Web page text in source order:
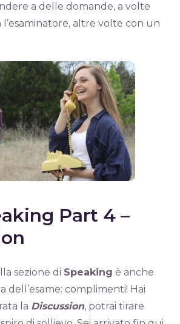
a delle domande, a volte
altre volte con un
Part 4 –
sezione di Speaking è anche
dell’esame: complimenti! Hai
la Discussion, potrai tirare